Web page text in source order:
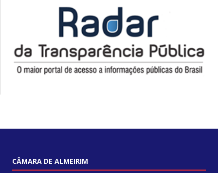
CÂMARA DE ALMEIRIM